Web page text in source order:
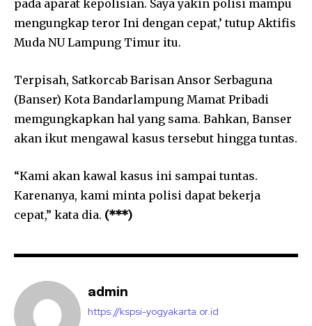
pada aparat kepolisian. Saya yakin polisi mampu
mengungkap teror Ini dengan cepat,’ tutup Aktifis
Muda NU Lampung Timur itu.
Terpisah, Satkorcab Barisan Ansor Serbaguna
(Banser) Kota Bandarlampung Mamat Pribadi
memgungkapkan hal yang sama. Bahkan, Banser
akan ikut mengawal kasus tersebut hingga tuntas.
“Kami akan kawal kasus ini sampai tuntas.
Karenanya, kami minta polisi dapat bekerja
cepat,” kata dia. (***)
admin
https://kspsi-yogyakarta.or.id